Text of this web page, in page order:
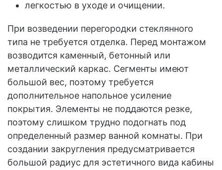
легкостью в уходе и очищении.
При возведении перегородки стеклянного
типа не требуется отделка. Перед монтажом
возводится каменный, бетонный или
металлический каркас. Сегменты имеют
большой вес, поэтому требуется
дополнительное напольное усиление
покрытия. Элементы не поддаются резке,
поэтому слишком трудно подогнать под
определенный размер ванной комнаты. При
создании закругления предусматривается
большой радиус для эстетичного вида кабины